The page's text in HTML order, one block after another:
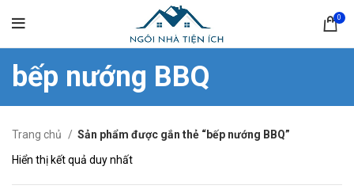
0
bếp nướng BBQ
Trang chủ
Sản phẩm được gắn thẻ “bếp nướng BBQ”
Hiển thị kết quả duy nhất